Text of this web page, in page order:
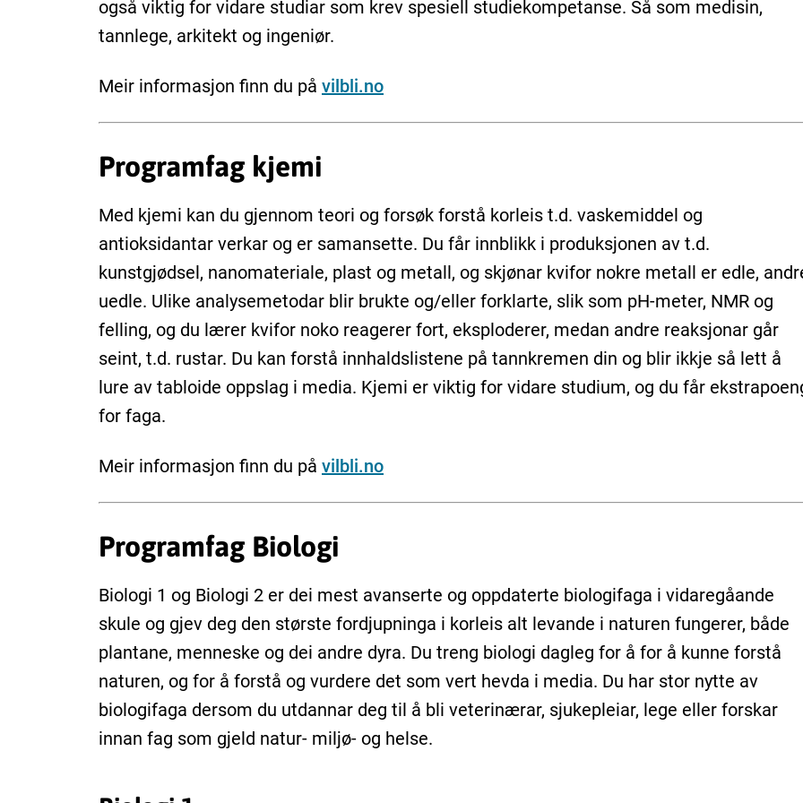
også viktig for vidare studiar som krev spesiell studiekompetanse. Så som medisin,
tannlege, arkitekt og ingeniør.
Meir informasjon finn du på vilbli.no
Programfag kjemi
Med kjemi kan du gjennom teori og forsøk forstå korleis t.d. vaskemiddel og
antioksidantar verkar og er samansette. Du får innblikk i produksjonen av t.d.
kunstgjødsel, nanomateriale, plast og metall, og skjønar kvifor nokre metall er edle,
uedle. Ulike analysemetodar blir brukte og/eller forklarte, slik som pH-meter, NMR og
felling, og du lærer kvifor noko reagerer fort, eksploderer, medan andre reaksjonar går
seint, t.d. rustar. Du kan forstå innhaldslistene på tannkremen din og blir ikkje så lett å
lure av tabloide oppslag i media. Kjemi er viktig for vidare studium, og du får
for faga.
Meir informasjon finn du på vilbli.no
Programfag Biologi
Biologi 1 og Biologi 2 er dei mest avanserte og oppdaterte biologifaga i vidaregåande
skule og gjev deg den største fordjupninga i korleis alt levande i naturen fungerer, både
plantane, menneske og dei andre dyra. Du treng biologi dagleg for å for å kunne forstå
naturen, og for å forstå og vurdere det som vert hevda i media. Du har stor nytte av
biologifaga dersom du utdannar deg til å bli veterinærar, sjukepleiar, lege eller forskar
innan fag som gjeld natur- miljø- og helse.